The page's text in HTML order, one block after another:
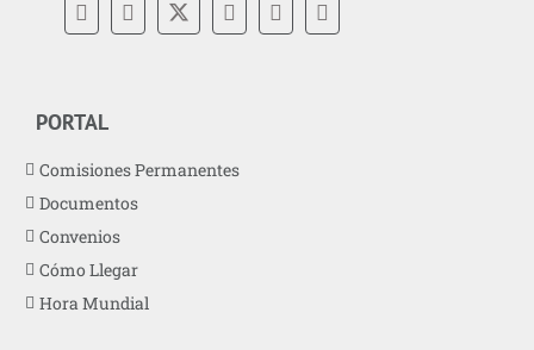
PORTAL
Comisiones Permanentes
Documentos
Convenios
Cómo Llegar
Hora Mundial